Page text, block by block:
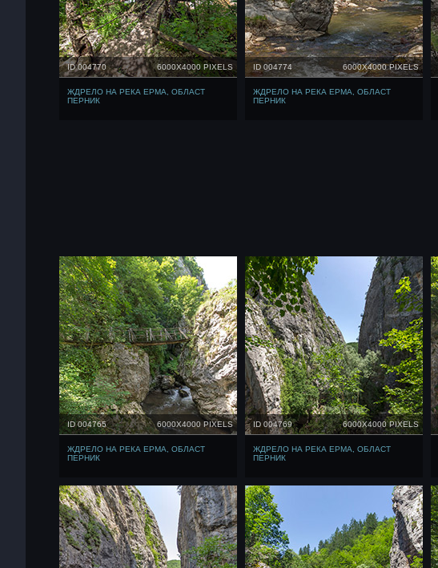
ID 004770 6000X4000 PIXELS
ЖДРЕЛО НА РЕКА ЕРМА, ОБЛАСТ
ПЕРНИК
ID 004774 6000X4000 PIXELS
ЖДРЕЛО НА РЕКА ЕРМА, ОБЛАСТ
ПЕРНИК
ID 004765 6000X4000 PIXELS
ЖДРЕЛО НА РЕКА ЕРМА, ОБЛАСТ
ПЕРНИК
ID 004769 6000X4000 PIXELS
ЖДРЕЛО НА РЕКА ЕРМА, ОБЛАСТ
ПЕРНИК